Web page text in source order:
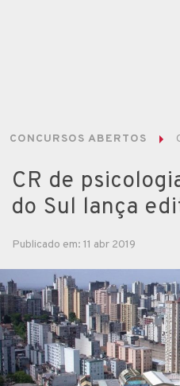
CONCURSOS ABERTOS
CR de
do Sul lança
Publicado em: 11 abr 2019